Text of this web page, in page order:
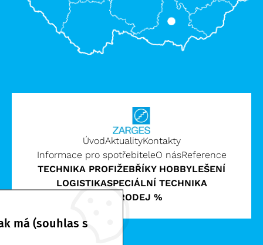
TECHNIKA PROFIŽEBŘÍKY HOBBYLEŠENÍ
LOGISTIKASPECIÁLNÍ TECHNIKA
VÝPRODEJ %
ÚvodAktualityKontakty
Informace pro spotřebiteleO násReference
má (souhlas s